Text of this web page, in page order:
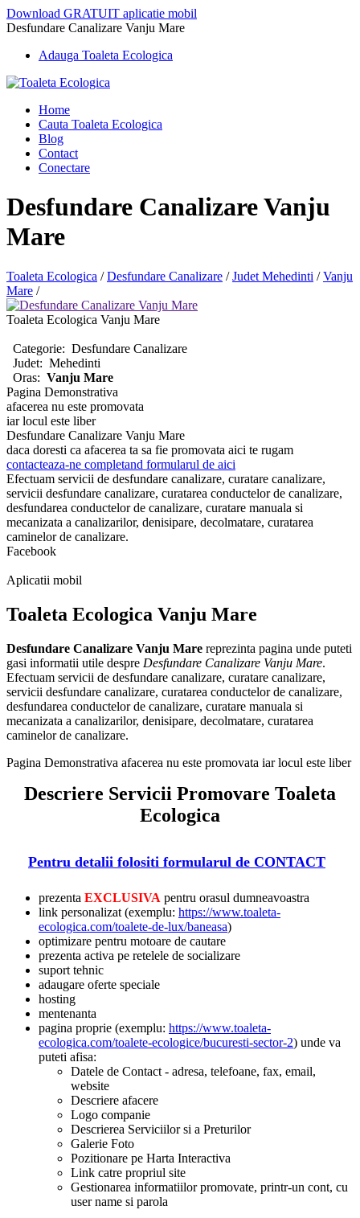
Download GRATUIT aplicatie mobil
Desfundare Canalizare Vanju Mare
Adauga Toaleta Ecologica
Home
Cauta Toaleta Ecologica
Blog
Contact
Conectare
Desfundare Canalizare Vanju
Mare
Toaleta Ecologica /Desfundare Canalizare /Judet Mehedinti /Vanju
Mare /
Toaleta Ecologica Vanju Mare
Categorie: Desfundare Canalizare
Judet: Mehedinti
Oras: Vanju Mare
Pagina Demonstrativa
afacerea nu este promovata
iar locul este liber
Desfundare Canalizare Vanju Mare
daca doresti ca afacerea ta sa fie promovata aici te rugam
contacteaza-ne completand formularul de aici
Efectuam servicii de desfundare canalizare, curatare canalizare,
servicii desfundare canalizare, curatarea conductelor de canalizare,
desfundarea conductelor de canalizare, curatare manuala si
mecanizata a canalizarilor, denisipare, decolmatare, curatarea
caminelor de canalizare.
Facebook
Aplicatii mobil
Toaleta Ecologica Vanju Mare
Desfundare Canalizare Vanju Mare reprezinta pagina unde puteti
gasi informatii utile despre Desfundare Canalizare Vanju Mare.
Efectuam servicii de desfundare canalizare, curatare canalizare,
servicii desfundare canalizare, curatarea conductelor de canalizare,
desfundarea conductelor de canalizare, curatare manuala si
mecanizata a canalizarilor, denisipare, decolmatare, curatarea
caminelor de canalizare.
Pagina Demonstrativa afacerea nu este promovata iar locul este liber
Descriere Servicii Promovare Toaleta
Ecologica
Pentru detalii folositi formularul de CONTACT
prezenta EXCLUSIVA pentru orasul dumneavoastra
link personalizat (exemplu: https://www.toaleta-
ecologica.com/toalete-de-lux/baneasa)
optimizare pentru motoare de cautare
prezenta activa pe retelele de socializare
suport tehnic
adaugare oferte speciale
hosting
mentenanta
pagina proprie (exemplu: https://www.toaleta-
ecologica.com/toalete-ecologice/bucuresti-sector-2) unde va
puteti afisa:
Datele de Contact - adresa, telefoane, fax, email,
website
Descriere afacere
Logo companie
Descrierea Serviciilor si a Preturilor
Galerie Foto
Pozitionare pe Harta Interactiva
Link catre propriul site
Gestionarea informatiilor promovate, printr-un cont, cu
user name si parola